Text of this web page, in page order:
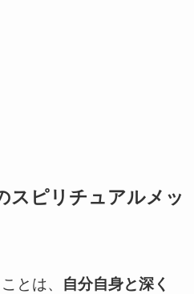
スピリチュアルメッ
とは、 自分自身と深く